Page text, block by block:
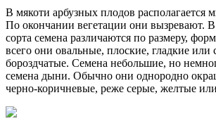
В мякоти арбузных плодов располагается
По окончании вегетации они вызревают.
сорта семена различаются по размеру,
всего они овальные, плоские, гладкие или
бороздчатые. Семена небольшие, но
семена дыни. Обычно они однородно
черно-коричневые, реже серые, желтые